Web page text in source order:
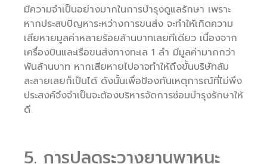
มีความจำเป็นอย่างมากในการบำรุงดูแลรักษา เพราะ
หากประสบปัญหาระหว่างการขนส่ง จะทำให้เกิดความ
เสียหายมูลค่าหลายร้อยล้านบาทเลยทีเดียว เนื่องจาก
เครื่องบินและเรือขนส่งทางทะเล 1 ลำ มีมูลค่ามากกว่า
พันล้านบาท หากเสียหายไปอาจทำให้ถึงขั้นบริษัทล้ม
ละลายเลยก็เป็นได้ ดังนั้นเพื่อป้องกันเหตุการณ์ที่ไม่พึง
ประสงค์จึงจำเป็นจะต้องบริหารจัดการซ่อมบำรุงรักษาให้
ดี
5. การปลดระวางยานพาหนะ